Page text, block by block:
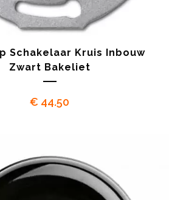
Schakelaar Kruis Inbouw
Zwart Bakeliet
€ 44.50